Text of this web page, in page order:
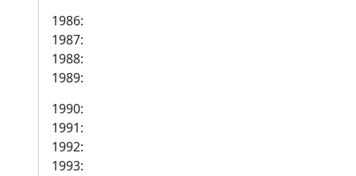
1986:
1987:
1988:
1989:
1990:
1991:
1992:
1993: